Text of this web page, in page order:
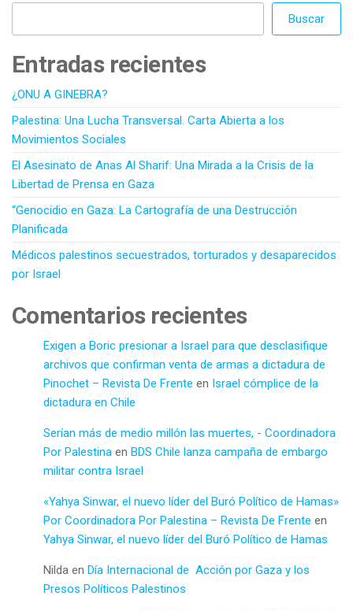
Buscar
Entradas recientes
¿ONU A GINEBRA?
Palestina: Una Lucha Transversal. Carta Abierta a los
Movimientos Sociales
El Asesinato de Anas Al Sharif: Una Mirada a la Crisis de la
Libertad de Prensa en Gaza
“Genocidio en Gaza: La Cartografía de una Destrucción
Planificada
Médicos palestinos secuestrados, torturados y desaparecidos
por Israel
Comentarios recientes
Exigen a Boric presionar a Israel para que desclasifique
archivos que confirman venta de armas a dictadura de
Pinochet – Revista De Frente en Israel cómplice de la
dictadura en Chile
Serían más de medio millón las muertes, - Coordinadora
Por Palestina en BDS Chile lanza campaña de embargo
militar contra Israel
«Yahya Sinwar, el nuevo líder del Buró Político de Hamas»
Por Coordinadora Por Palestina – Revista De Frente en
Yahya Sinwar, el nuevo líder del Buró Político de Hamas
Nilda en Día Internacional de Acción por Gaza y los
Presos Políticos Palestinos